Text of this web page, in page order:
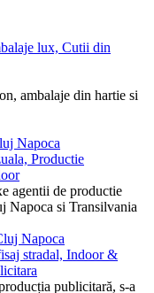
lux, Cutii din
ambalaje din hartie si
Napoca
Productie
agentii de productie
Napoca si Transilvania
Napoca
stradal, Indoor &
publicitară, s-a